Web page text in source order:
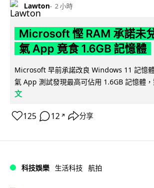
Lawton 2 小時
Microsoft 慳 RAM 承諾未
氣 App 竟食 1.6GB 記憶體
Microsoft 早前承諾改良 Windows 11 記憶
氣 App 測試發現最高可佔用 1.6GB 記憶體
文
125 12 ↗ 分享
科技娛樂 生活科技 航拍